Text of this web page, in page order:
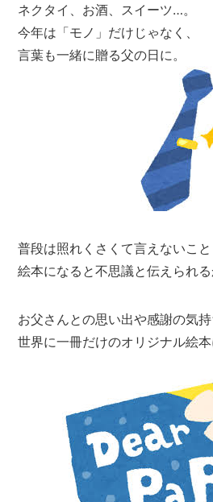
ネクタイ、お酒、スイーツ…。
今年は「モノ」だけじゃなく、
言葉も一緒に贈る父の日に。
普段は照れくさくて言えないこと
絵本になると不思議と伝えられる
お父さんとの思い出や感謝の気持
世界に一冊だけのオリジナル絵本